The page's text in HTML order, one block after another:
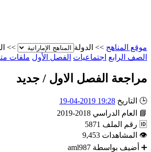
موقع المناهج >> الدولة >>
الصف الرابع اجتماعيات الفصل الأول ملفات
مراجعة الفصل الاول / جديد
🕒 التاريخ 19:28 2019-04-19
📘
العام الدراسي 2018-2019
🆔 رقم الملف 5871
👁 المشاهدات 9,453
➕ أضيف بواسطة aml987